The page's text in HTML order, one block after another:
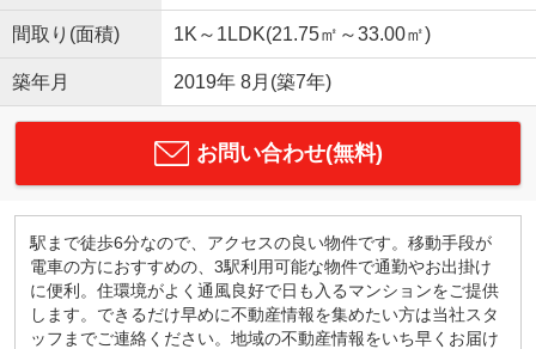
間取り(面積) 1K～1LDK(21.75㎡～33.00㎡)
築年月 2019年 8月(築7年)
お問い合わせ(無料)
駅まで徒歩6分なので、アクセスの良い物件です。移動手段が
電車の方におすすめの、3駅利用可能な物件で通勤やお出掛け
に便利。住環境がよく通風良好で日も入るマンションをご提供
します。できるだけ早めに不動産情報を集めたい方は当社スタ
ッフまでご連絡ください。地域の不動産情報をいち早くお届け